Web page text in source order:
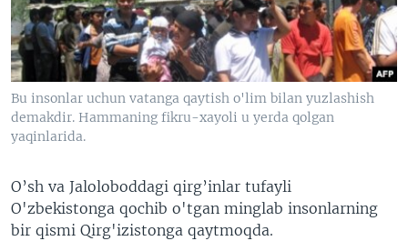
VIDEO
XABARLAR SURATLARDA
ODNOKLASSNIKI
TELEGRAM
TWITTER
SOUNDCLOUD
VOA
Bu insonlar uchun vatanga qaytish o'lim bilan yuzlashish
demakdir. Hammaning fikru-xayoli u yerda qolgan
yaqinlarida.
O’sh va Jaloloboddagi qirg’inlar tufayli
O'zbekistonga qochib o'tgan minglab insonlarning
bir qismi Qirg'izistonga qaytmoqda.